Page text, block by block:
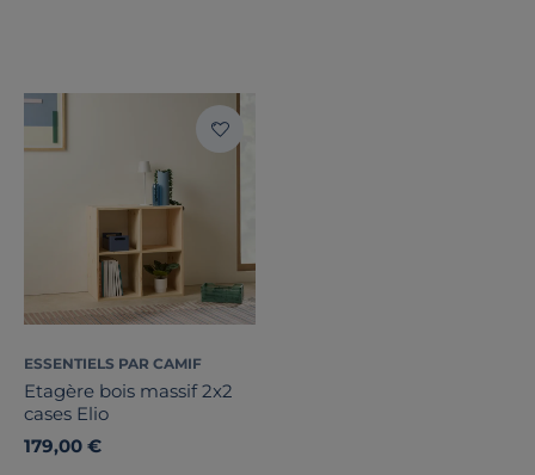
ESSENTIELS PAR CAMIF
Etagère bois massif 2x2
cases Elio
179,00 €